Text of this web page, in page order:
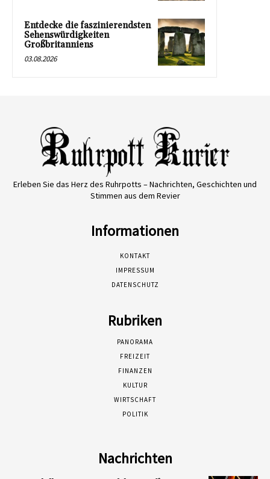
Entdecke die faszinierendsten
Sehenswürdigkeiten
Großbritanniens
03.08.2026
Erleben Sie das Herz des Ruhrpotts – Nachrichten, Geschichten und
Stimmen aus dem Revier
Informationen
KONTAKT
IMPRESSUM
DATENSCHUTZ
Rubriken
PANORAMA
FREIZEIT
FINANZEN
KULTUR
WIRTSCHAFT
POLITIK
Nachrichten